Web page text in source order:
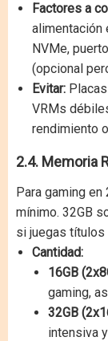
Factores a
alimentación
NVMe,
(opcional
Evitar:
VRMs
rendimiento
2.4. Memoria
Para gaming
mínimo. 32GB
si juegas títulos
Cantidad:
16GB
gaming,
32GB
intensiva